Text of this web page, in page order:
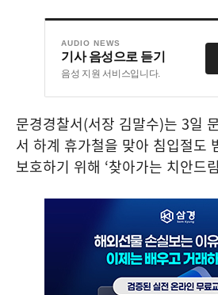
AUDIO NEWS
기사 음성으로 듣기
음성 지원 서비스입니다.
문경경찰서(서장 김말수)는 3일
서 하계 휴가철을 맞아 침입절도
보호하기 위해 ‘찾아가는 치안드